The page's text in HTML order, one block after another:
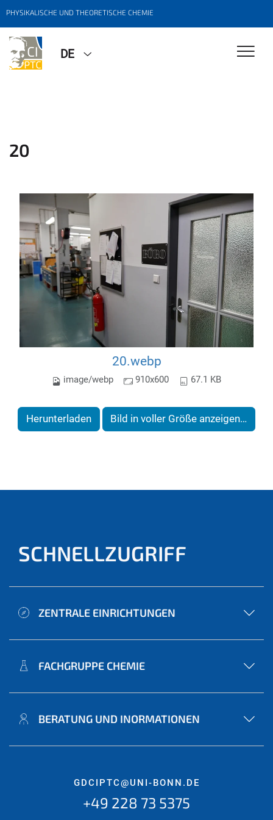
PHYSIKALISCHE UND THEORETISCHE CHEMIE
DE
20
20.webp
image/webp 910x600 67.1 KB
Herunterladen Bild in voller Größe anzeigen…
SCHNELLZUGRIFF
ZENTRALE EINRICHTUNGEN
FACHGRUPPE CHEMIE
BERATUNG UND INORMATIONEN
GDCIPTC@UNI-BONN.DE
+49 228 73 5375